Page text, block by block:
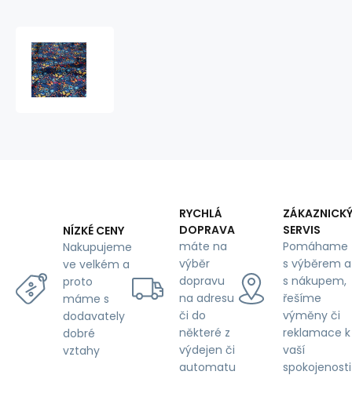
NÍZKÉ CENY
Nakupujeme
ve velkém a
proto
máme s
dodavately
dobré
vztahy
RYCHLÁ
DOPRAVA
máte na
výběr
dopravu
na adresu
či do
některé z
výdejen či
automatu
ZÁKAZNICKÝ
SERVIS
Pomáhame
s výběrem a
s nákupem,
řešíme
výměny či
reklamace k
vaší
spokojenosti